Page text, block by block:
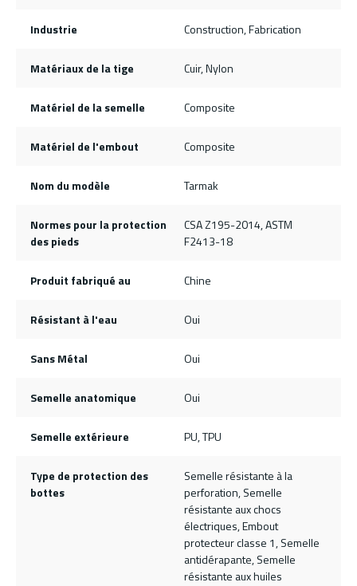
Industrie Construction, Fabrication
Matériaux de la tige Cuir, Nylon
Matériel de la semelle Composite
Matériel de l'embout Composite
Nom du modèle Tarmak
Normes pour la protection
des pieds
CSA Z195-2014, ASTM
F2413-18
Produit fabriqué au Chine
Résistant à l'eau Oui
Sans Métal Oui
Semelle anatomique Oui
Semelle extérieure PU, TPU
Type de protection des
bottes
Semelle résistante à la
perforation, Semelle
résistante aux chocs
électriques, Embout
protecteur classe 1, Semelle
antidérapante, Semelle
résistante aux huiles